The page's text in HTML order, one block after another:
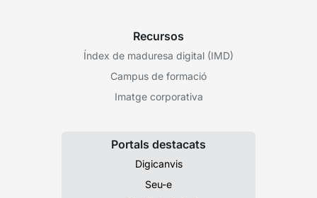
Recursos
Índex de maduresa digital (IMD)
Campus de formació
Imatge corporativa
Portals destacats
Digicanvis
Seu-e